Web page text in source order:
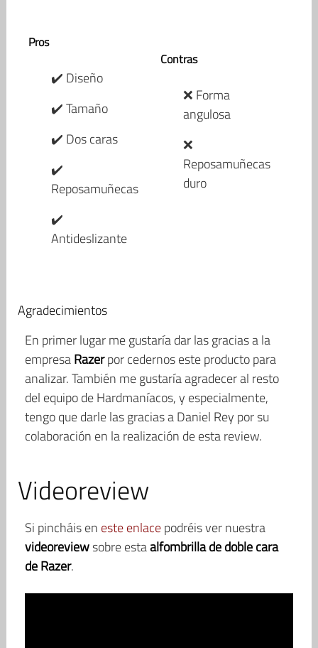
Pros
✔️ Diseño
✔️ Tamaño
✔️ Dos caras
✔️
Reposamuñecas
✔️
Antideslizante
Contras
❌ Forma
angulosa
❌
Reposamuñecas
duro
Agradecimientos
En primer lugar me gustaría dar las gracias a la
empresaRazerpor cedernos este producto para
analizar. También me gustaría agradecer al resto
del equipo de Hardmaníacos, y especialmente,
tengo que darle las gracias a Daniel Rey por su
colaboración en la realización de esta review.
Videoreview
Si pincháis en este enlacepodréis ver nuestra
videoreviewsobre estaalfombrilla de doble cara
de Razer.